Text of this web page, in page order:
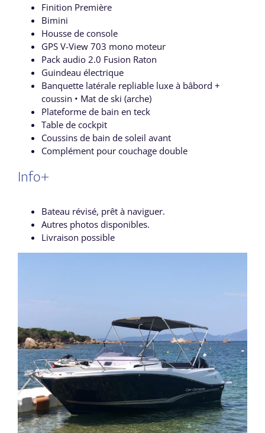
Finition Première
Bimini
Housse de console
GPS V-View 703 mono moteur
Pack audio 2.0 Fusion Raton
Guindeau électrique
Banquette latérale repliable luxe à bâbord +
coussin • Mat de ski (arche)
Plateforme de bain en teck
Table de cockpit
Coussins de bain de soleil avant
Complément pour couchage double
Info+
Bateau révisé, prêt à naviguer.
Autres photos disponibles.
Livraison possible